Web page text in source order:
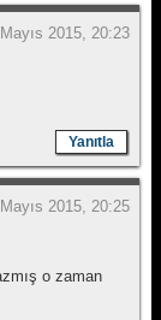
2015, 20:23
Yanıtla
2015, 20:25
o zaman